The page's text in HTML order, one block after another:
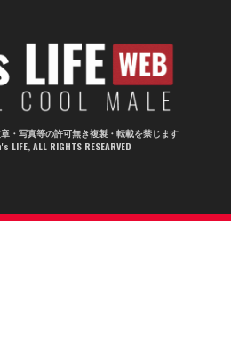
・写真等の許可無き複製・転載を禁じます
LIFE, ALL RIGHTS RESEARVED